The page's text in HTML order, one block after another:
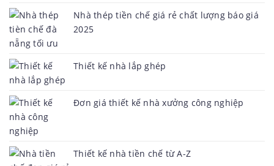
Nhà thép tiền chế giá rẻ chất lượng báo giá
2025
Thiết kế nhà lắp ghép
Đơn giá thiết kế nhà xưởng công nghiệp
Thiết kế nhà tiền chế từ A-Z